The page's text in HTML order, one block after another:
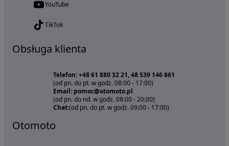
YouTube
TikTok
Obsługa klienta
Telefon: +48 61 880 32 21, 48 539 146 861
(od pn. do pt. w godz. 08:00 - 17:00)
Email: pomoc@otomoto.pl
(od pn. do nd. w godz. 08:00 - 20:00)
Chat:(od pn. do pt. w godz. 09:00 - 17:00)
Otomoto